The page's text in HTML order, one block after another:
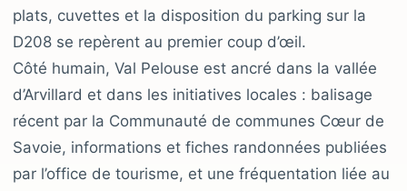
plats, cuvettes et la disposition du parking sur la
D208 se repèrent au premier coup d’œil.
Côté humain, Val Pelouse est ancré dans la vallée
d’Arvillard et dans les initiatives locales : balisage
récent par la Communauté de communes Cœur de
Savoie, informations et fiches randonnées publiées
par l’office de tourisme, et une fréquentation liée au